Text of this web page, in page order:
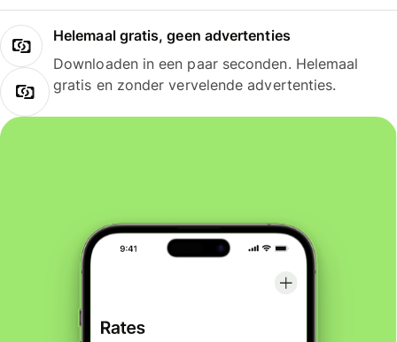
Helemaal gratis, geen advertenties
Downloaden in een paar seconden. Helemaal
gratis en zonder vervelende advertenties.